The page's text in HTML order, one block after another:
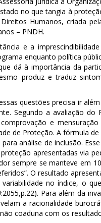
no que tangia à
Humanos, criada
– PNDH.
e a
enquanto política
dá à importância da
produz e traduz
questões precisa ir
Segundo a avaliação
e
de Proteção. A fórmula
análise de inclusão.
apresentadas via
sempre se manteve em
O resultado
no índice, o
Para além da
a racionalidade
coaduna com os